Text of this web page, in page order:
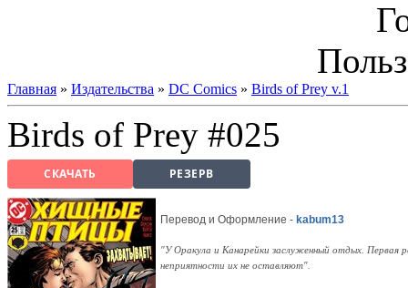
Главная » Издательства » DC Comics » Birds of Prey v.1
Birds of Prey #025
СКАЧАТЬ РЕЗЕРВ
Перевод и Оформление - kabum13
"У Оракула и Канарейки заслуженный отдых. Первая
неприятности их не оставляют".